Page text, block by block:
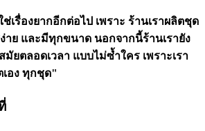
เรื่องยากอีกต่อไป เพราะ ร้านเราผลิตชุด
าย และมีทุกขนาด นอกจากนี้ร้านเรายัง
ยตลอดเวลา แบบไม่ซ้ำใคร เพราะเรา
เอง ทุกชุด"